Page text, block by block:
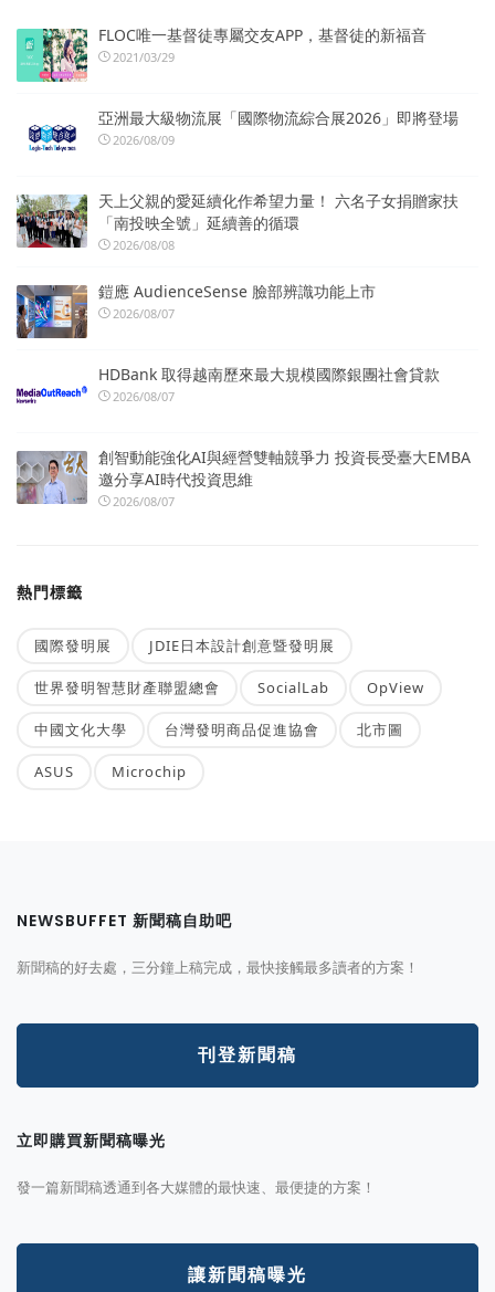
FLOC唯一基督徒專屬交友APP，基督徒的新福音
2021/03/29
亞洲最大級物流展「國際物流綜合展2026」即將登場
2026/08/09
天上父親的愛延續化作希望力量！ 六名子女捐贈家扶
「南投映全號」延續善的循環
2026/08/08
鎧應 AudienceSense 臉部辨識功能上市
2026/08/07
HDBank 取得越南歷來最大規模國際銀團社會貸款
2026/08/07
創智動能強化AI與經營雙軸競爭力 投資長受臺大EMBA
邀分享AI時代投資思維
2026/08/07
熱門標籤
國際發明展 JDIE日本設計創意暨發明展
世界發明智慧財產聯盟總會 SocialLab OpView
中國文化大學 台灣發明商品促進協會 北市圖
ASUS Microchip
NEWSBUFFET 新聞稿自助吧
新聞稿的好去處，三分鐘上稿完成，最快接觸最多讀者的方案！
刊登新聞稿
立即購買新聞稿曝光
發一篇新聞稿透通到各大媒體的最快速、最便捷的方案！
讓新聞稿曝光